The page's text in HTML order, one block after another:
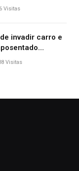
Visitas
invadir carro e
trânsito
Visitas